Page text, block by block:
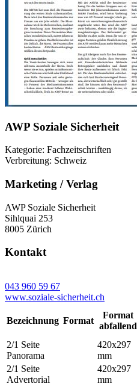
AWP Soziale Sicherheit
Kategorie: Fachzeitschriften
Verbreitung: Schweiz
Marketing / Verlag
AWP Soziale Sicherheit
Sihlquai 253
8005 Zürich
Kontakt
043 960 59 67
www.soziale-sicherheit.ch
Bezeichnung Format
Format
abfallend
2/1 Seite
Panorama
420x297
mm
2/1 Seite
Advertorial
420x297
mm